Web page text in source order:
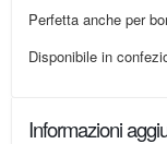
Perfetta anche per
Disponibile in
Informazioni